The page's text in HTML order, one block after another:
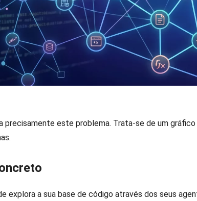
precisamente este problema. Trata-se de um
explora a sua base de código através dos seus